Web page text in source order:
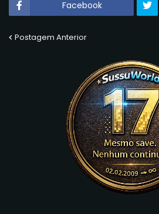
Facebook
Postagem Anterior